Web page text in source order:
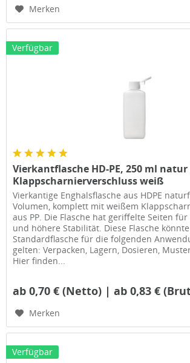
Merken
Verfügbar
Vierkantflasche HD-PE, 250 ml
Klappscharnierverschluss weiß
Vierkantige Enghalsflasche aus HDPE
Volumen, komplett mit weißem
aus PP. Die Flasche hat geriffelte Seiten
und höhere Stabilität. Diese Flasche
Standardflasche für die folgenden
gelten: Verpacken, Lagern, Dosieren,
Hier finden...
ab 0,70 € (Netto) | ab 0,83 €
Merken
Verfügbar